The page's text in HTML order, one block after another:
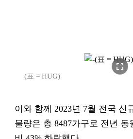
fullscreen
(표 = HUG)
이와 함께 2023년 7월 전국 신
물량은 총 8487가구로 전년 동